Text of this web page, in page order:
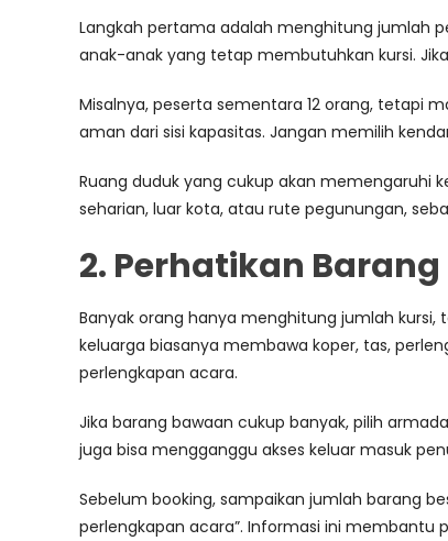
Langkah pertama adalah menghitung jumlah
anak-anak yang tetap membutuhkan kursi.
Misalnya, peserta sementara 12 orang, tetapi
aman dari sisi kapasitas. Jangan memilih
Ruang duduk yang cukup akan memengaruhi
seharian, luar kota, atau rute pegunungan,
2. Perhatikan
Banyak orang hanya menghitung jumlah
keluarga biasanya membawa koper, tas,
perlengkapan acara.
Jika barang bawaan cukup banyak, pilih
juga bisa mengganggu akses keluar masuk
Sebelum booking, sampaikan jumlah barang
perlengkapan acara”. Informasi ini